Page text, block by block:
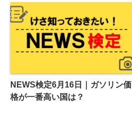
NEWS検定6月16日｜ガソリン価
格が一番高い国は？